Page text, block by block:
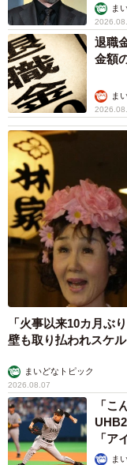
ま
退職
金額
ま
「火事以来10カ月
壁も取り払われスケ
まいどなトピック
2026.08.07
「こ
「ア
か」ま